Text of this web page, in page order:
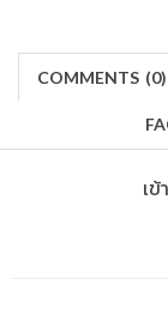
COMMENTS (0)
เ